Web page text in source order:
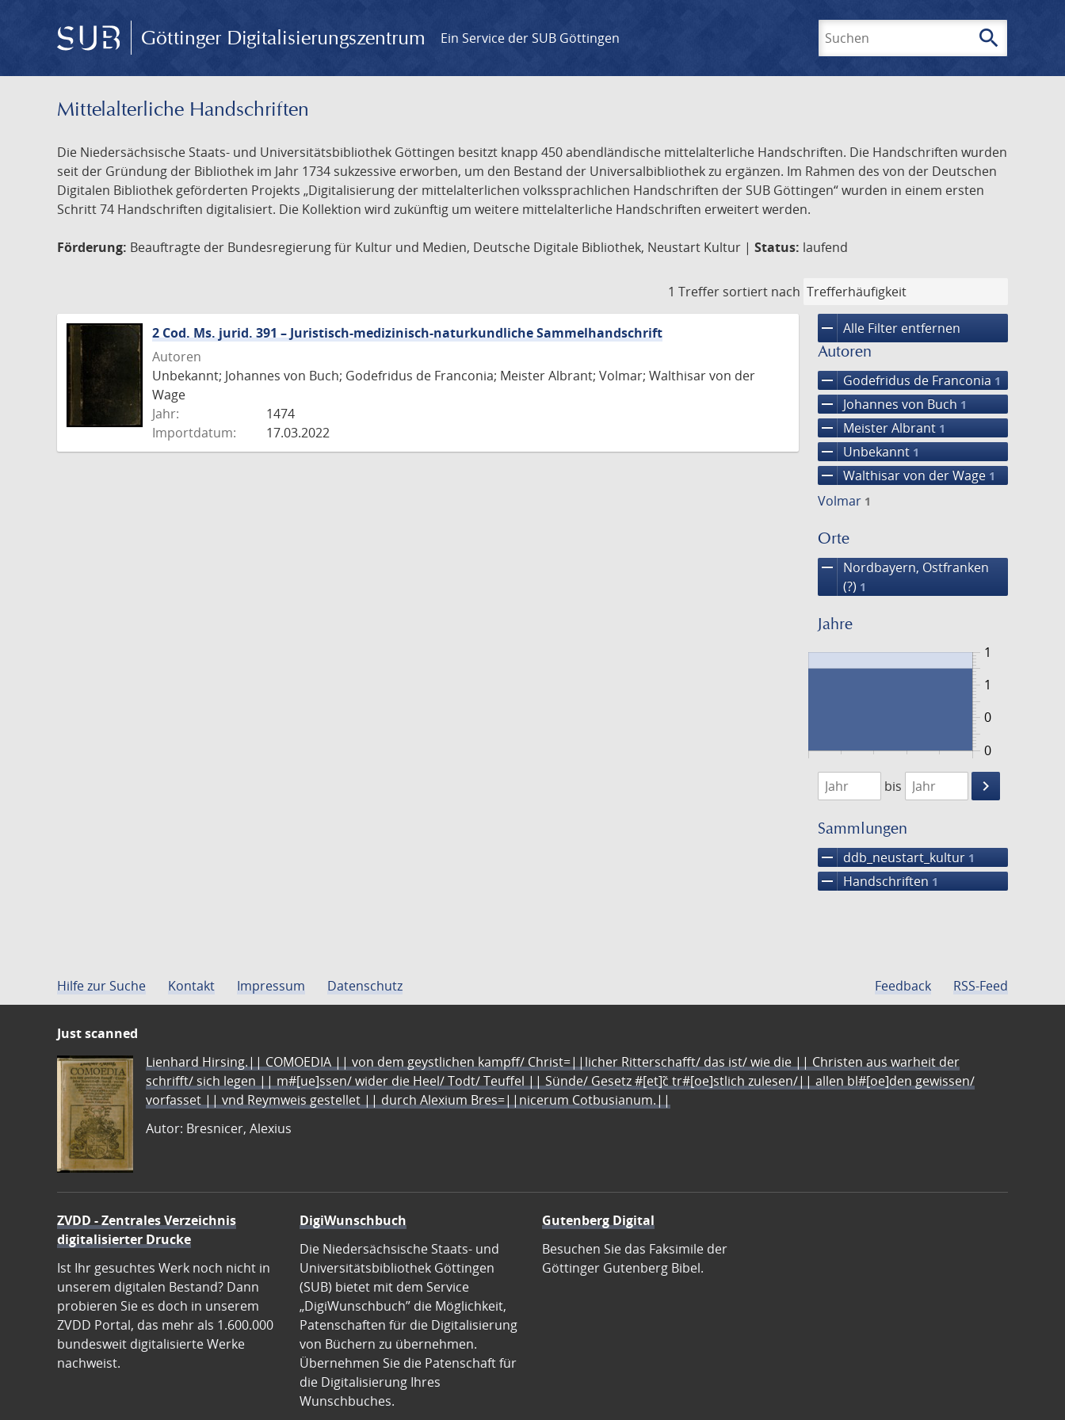
Göttinger Digitalisierungszentrum Ein Service der SUB Göttingen search
Mittelalterliche Handschriften
Die Niedersächsische Staats- und Universitätsbibliothek Göttingen besitzt knapp 450 abendländische mittelalterliche Handschriften. Die Handschriften wurden
seit der Gründung der Bibliothek im Jahr 1734 sukzessive erworben, um den Bestand der Universalbibliothek zu ergänzen. Im Rahmen des von der Deutschen
Digitalen Bibliothek geförderten Projekts „Digitalisierung der mittelalterlichen volkssprachlichen Handschriften der SUB Göttingen“ wurden in einem ersten
Schritt 74 Handschriften digitalisiert. Die Kollektion wird zukünftig um weitere mittelalterliche Handschriften erweitert werden.
Förderung: Beauftragte der Bundesregierung für Kultur und Medien, Deutsche Digitale Bibliothek, Neustart Kultur | Status: laufend
1 Treffer sortiert nach
remove Alle Filter entfernen
Autoren
remove Godefridus de Franconia 1
remove Johannes von Buch 1
remove Meister Albrant 1
remove Unbekannt 1
remove Walthisar von der Wage 1
Volmar 1
Orte
remove
Nordbayern, Ostfranken
(?) 1
Jahre
0
1
0
1
1474
1475
bis
keyboard_arrow_right
Suche
Sammlungen
remove ddb_neustart_kultur 1
remove Handschriften 1
2 Cod. Ms. jurid. 391 – Juristisch-medizinisch-naturkundliche Sammelhandschrift
Autoren
Unbekannt; Johannes von Buch; Godefridus de Franconia; Meister Albrant; Volmar; Walthisar von der
Wage
Jahr:
1474
Importdatum:
17.03.2022
Hilfe zur Suche Kontakt Impressum Datenschutz Feedback RSS-Feed
Just scanned
Lienhard Hirsing.|| COMOEDIA || von dem geystlichen kampff/ Christ=||licher Ritterschafft/ das ist/ wie die || Christen aus warheit der
schrifft/ sich legen || m#[ue]ssen/ wider die Heel/ Todt/ Teuffel || Sünde/ Gesetz #[et]c̃ tr#[oe]stlich zulesen/|| allen bl#[oe]den gewissen/
vorfasset || vnd Reymweis gestellet || durch Alexium Bres=||nicerum Cotbusianum.||
Autor: Bresnicer, Alexius
ZVDD - Zentrales Verzeichnis
digitalisierter Drucke
Ist Ihr gesuchtes Werk noch nicht in
unserem digitalen Bestand? Dann
probieren Sie es doch in unserem
ZVDD Portal, das mehr als 1.600.000
bundesweit digitalisierte Werke
nachweist.
DigiWunschbuch
Die Niedersächsische Staats- und
Universitätsbibliothek Göttingen
(SUB) bietet mit dem Service
„DigiWunschbuch” die Möglichkeit,
Patenschaften für die Digitalisierung
von Büchern zu übernehmen.
Übernehmen Sie die Patenschaft für
die Digitalisierung Ihres
Wunschbuches.
Gutenberg Digital
Besuchen Sie das Faksimile der
Göttinger Gutenberg Bibel.